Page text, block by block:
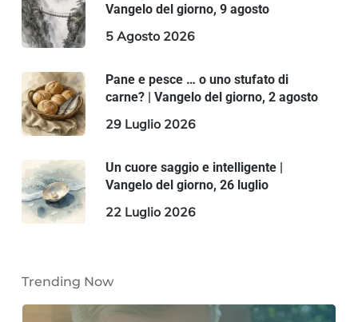
Vangelo del giorno, 9 agosto
5 Agosto 2026
Pane e pesce … o uno stufato di
carne? | Vangelo del giorno, 2 agosto
29 Luglio 2026
Un cuore saggio e intelligente |
Vangelo del giorno, 26 luglio
22 Luglio 2026
Trending Now